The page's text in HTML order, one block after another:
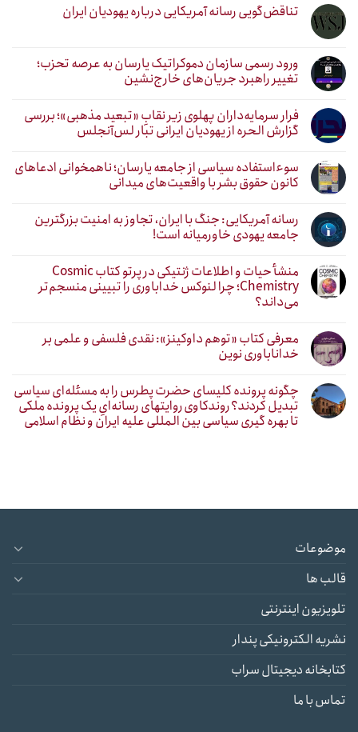
تناقض‌گویی رسانه آمریکایی درباره یهودیان ایران
ورود رسمی سازمان دموکراتیک یارسان به عرصه تحزب؛
تغییر راهبرد جریان‌های خارج‌نشین
فرار سرمایه‌داران پهلوی زیر نقابِ «تبعید مذهبی»؛ بررسی
گزارش الحره از یهودیان ایرانی تبار لس‌آنجلس
سوءاستفاده سیاسی از جامعه یارسان؛ ناهمخوانی ادعاهای
کانون حقوق بشر با واقعیت‌های میدانی
رسانه آمریکایی: جنگ با ایران، تجاوز به امنیت بزرگترین
جامعه یهودی خاورمیانه است!
منشأ حیات و اطلاعات ژنتیکی در پرتو کتاب Cosmic
Chemistry؛ چرا لنوکس خداباوری را تبیینی منسجم‌تر
می‌داند؟
معرفی کتاب «توهم داوکینز»: نقدی فلسفی و علمی بر
خداناباوری نوین
چگونه پرونده کلیسای حضرت پطرس را به مسئله‌ای سیاسی
تبدیل کردند؟ روندکاوی روایتهای رسانه‌ایِ یک پرونده ملکی
تا بهره گیری سیاسی بین المللی علیه ایران و نظام اسلامی
موضوعات
قالب ها
تلویزیون اینترنتی
نشریه الکترونیکی پندار
کتابخانه دیجیتال سراب
تماس با ما